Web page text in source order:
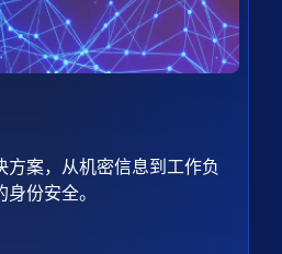
方案，从机密信息到工作负
份安全。